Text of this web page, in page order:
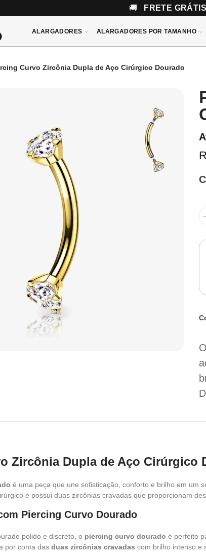
🚚 FRETE GRÁTIS
ALARGADORES ALARGADORES POR TAMANHO
Curvo Zircônia Dupla de Aço Cirúrgico Dourado
ampliar
O
Zircônia Dupla de Aço Cirúrgico
é uma peça que une sofisticação, conforto e brilho em um
e possui duas zircônias cravadas que proporcionam
Piercing Curvo Dourado
polido e discreto, o piercing curvo dourado é perfeito
por conta das duas zircônias cravadas com brilho intenso e